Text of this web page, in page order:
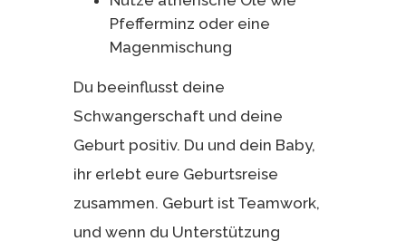
Pfefferminz oder eine
Magenmischung
Du beeinflusst deine
Schwangerschaft und deine
Geburt positiv. Du und dein Baby,
ihr erlebt eure Geburtsreise
zusammen. Geburt ist Teamwork,
und wenn du Unterstützung